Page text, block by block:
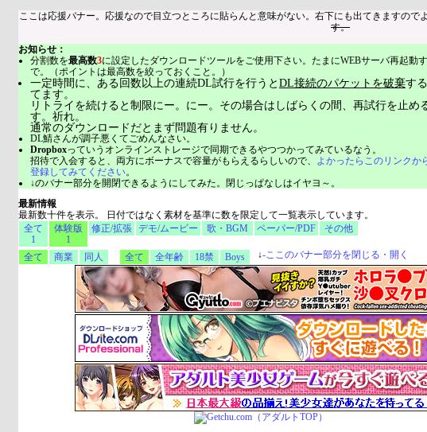
ここは応援バナー。応援なので目立つところに貼らんと意味がない。右下にも出てきますので
す。
お知らせ：
分割数を最高数3に設定したダウンロードツールをご使用下さい。たまにWEBサーバ再起動
で。（ポイントは最高数を絞っておくこと。）
一定時間に、ある回数以上の連続DL試行を行うとDL接続のパケットを破棄す
てます。
リトライを続けると制限にー。にー。その場合はしばらくの間、再試行を止め
す。祈れ。
通常のダウンロードだとまず問題有りません。
DL鯖さんが調子悪くてごめんなさい。
Dropboxっていうオンラインストレージで同期できるやつつかってみているなう。
招待で入会すると、両方にボーナスで容量がもらえるらしいので、 よかったらこのリンクか
登録してみてください。
↓のバナー部分を開閉できるようにしてみた。閉じっぱなしはイヤヨ～。
最新情報
最新数十件を表示。 日付ではなく素材を基準に数を限定して一覧表示しています。
全て
1
体験版
1
修正/拡張 デモ/ムービー 歌・BGM ペーパー/PDF その他
全て 商業 同人 全て 全年齢 18禁 Boys ↓-ここのバナー部分を閉じる・開く